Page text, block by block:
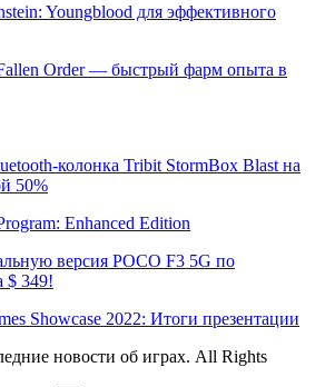
Youngblood для эффективного
Order — быстрый фарм опыта в
колонка Tribit StormBox Blast на
50%
Enhanced Edition
версия POCO F3 5G по
$ 349!
Showcase 2022: Итоги презентации
новости об играх. All Rights